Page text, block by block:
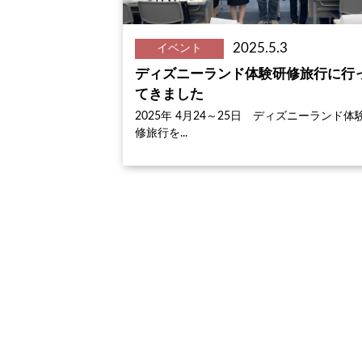
イベント
2025.5.3
ディズニーランド体験研修旅行に行
てきました
2025年 4月24～25日 ディズニーランド体
修旅行を...